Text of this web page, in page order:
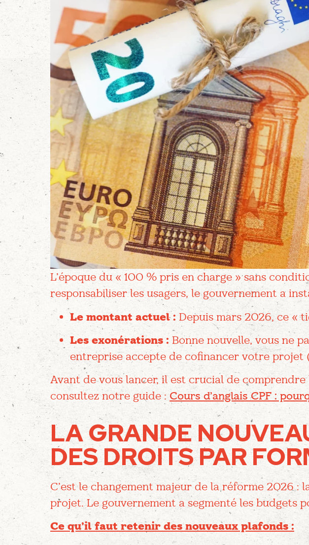
L’époque du « 100 % pris en charge » sans
responsabiliser les usagers, le gouvernement a
Le montant actuel : Depuis mars 2026, ce «
Les exonérations : Bonne nouvelle, vous ne
entreprise accepte de cofinancer votre projet
Avant de vous lancer, il est crucial de
consultez notre guide : Cours d’anglais CPF :
LA GRANDE
DES DROITS PAR
C’est le changement majeur de la réforme 2026
projet. Le gouvernement a segmenté les budgets
Ce qu’il faut retenir des nouveaux plafonds :